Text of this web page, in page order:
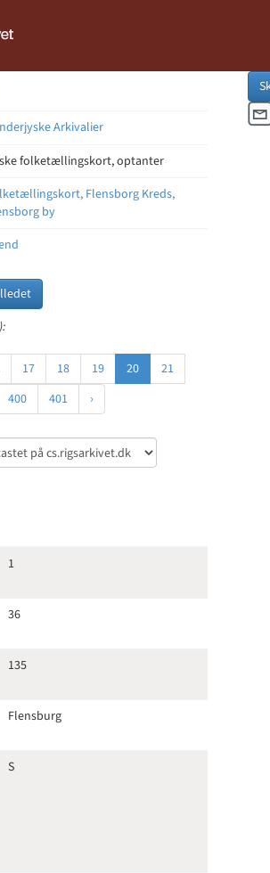
Arkivalier
folketællingskort, optanter
Flensborg Kreds,
by
17 18 19 20
21
400 401 ›
1
36
135
Flensburg
S